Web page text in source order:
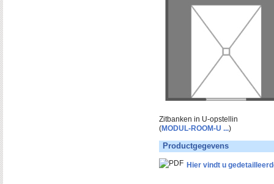
Zitbanken in U-opstellin
(MODUL-ROOM-U ...)
Productgegevens
Hier vindt u